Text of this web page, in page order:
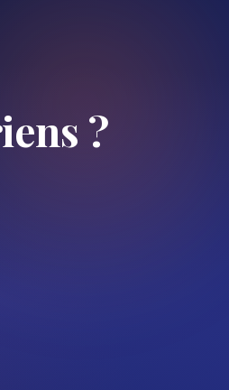
?